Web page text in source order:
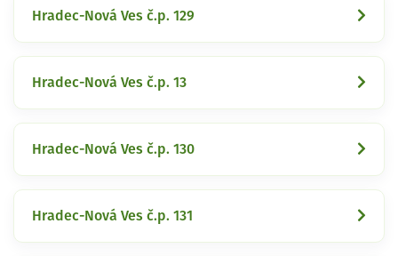
Hradec-Nová Ves č.p. 129
Hradec-Nová Ves č.p. 13
Hradec-Nová Ves č.p. 130
Hradec-Nová Ves č.p. 131